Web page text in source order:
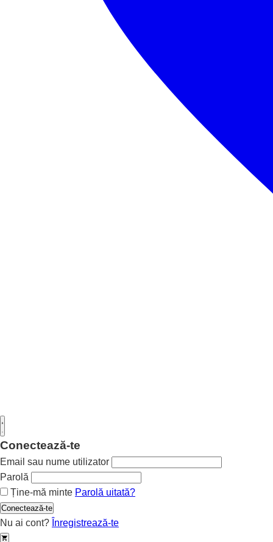
Conectează-te
Email sau nume utilizator
Parolă
Ține-mă minte Parolă uitată?
Conectează-te
Nu ai cont? Înregistrează-te